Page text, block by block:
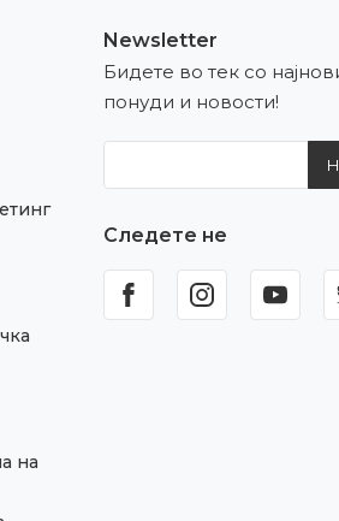
на
Newsletter
Бидете во тек со
понуди и новости!
Следете не